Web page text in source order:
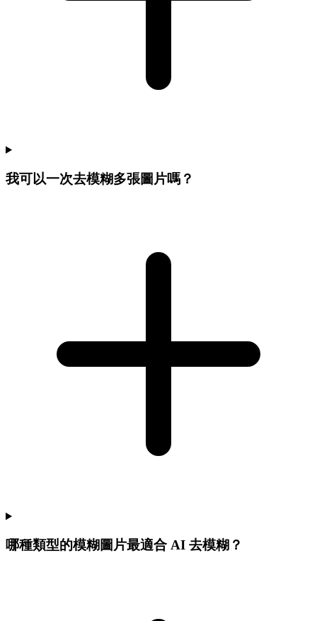
我可以一次去模糊多張圖片嗎？
哪種類型的模糊圖片最適合 AI 去模糊？